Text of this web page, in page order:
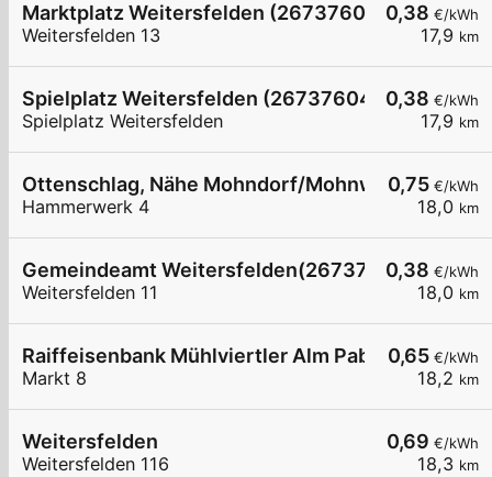
0,38 €/kWh
17,9 km
Marktplatz Weitersfelden (26737600)
Weitersfelden 13
0,38 €/kWh
17,9 km
Spielplatz Weitersfelden (26737604)
Spielplatz Weitersfelden
0,75 €/kWh
18,0 km
Ottenschlag, Nähe Mohndorf/Mohnwirt
Hammerwerk 4
0,38 €/kWh
18,0 km
Gemeindeamt Weitersfelden(26737599)
Weitersfelden 11
0,65 €/kWh
18,2 km
Raiffeisenbank Mühlviertler Alm Pabneukirchen
Markt 8
0,69 €/kWh
18,3 km
Weitersfelden
Weitersfelden 116